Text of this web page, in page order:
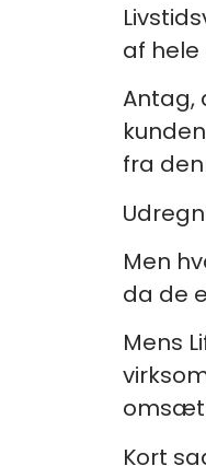
af
Antag,
fra
Men
da de
Mens
Kort